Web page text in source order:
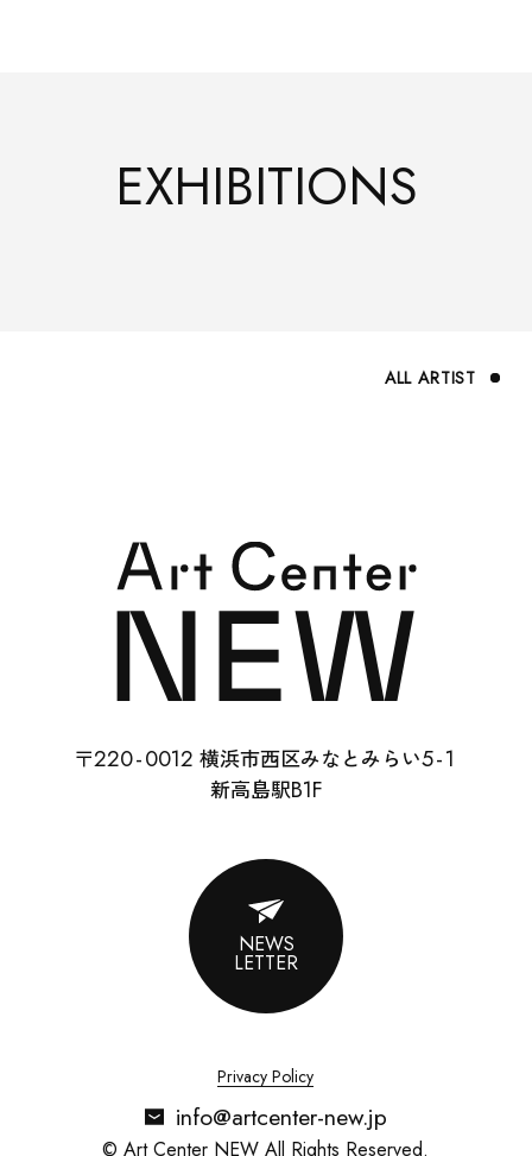
EXHIBITIONS
ALL ARTIST
〒220-0012 横浜市西区みなとみらい5-1
新高島駅B1F
Privacy Policy
info@artcenter-new.jp
© Art Center NEW All Rights Reserved.
NEWS
LETTER